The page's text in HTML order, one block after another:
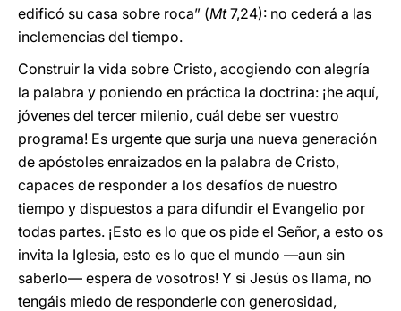
edificó su casa sobre roca” (Mt7,24): no cederá a las
inclemencias del tiempo.
Construir la vida sobre Cristo, acogiendo con alegría
la palabra y poniendo en práctica la doctrina: ¡he aquí,
jóvenes del tercer milenio, cuál debe ser vuestro
programa! Es urgente que surja una nueva generación
de apóstoles enraizados en la palabra de Cristo,
capaces de responder a los desafíos de nuestro
tiempo y dispuestos a para difundir el Evangelio por
todas partes. ¡Esto es lo que os pide el Señor, a esto os
invita la Iglesia, esto es lo que el mundo —aun sin
saberlo— espera de vosotros! Y si Jesús os llama, no
tengáis miedo de responderle con generosidad,